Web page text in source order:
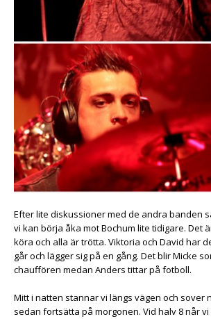
Efter lite diskussioner med de andra banden
vi kan börja åka mot Bochum lite tidigare. Det
köra och alla är trötta. Viktoria och David har
går och lägger sig på en gång. Det blir Micke
chauffören medan Anders tittar på fotboll.
Mitt i natten stannar vi längs vägen och sover
sedan fortsätta på morgonen. Vid halv 8 når vi